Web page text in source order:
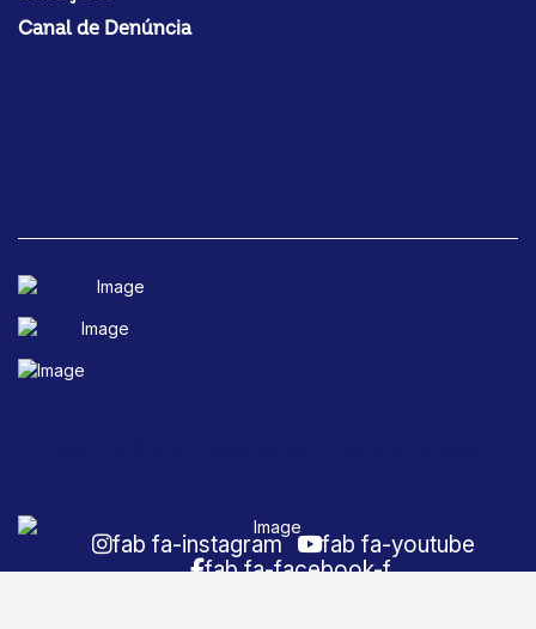
Canal de Denúncia
fab fa-instagram
fab fa-youtube
fab fa-facebook-f